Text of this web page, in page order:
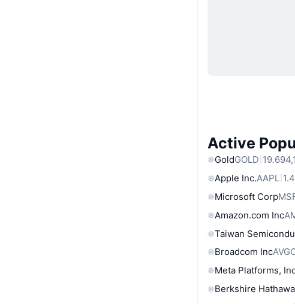
Active
GoldGOLD
Apple Inc.AAPL
Microsoft Corp
Amazon.com Inc
Taiwan
Broadcom Inc
Meta Platforms,
Berkshire